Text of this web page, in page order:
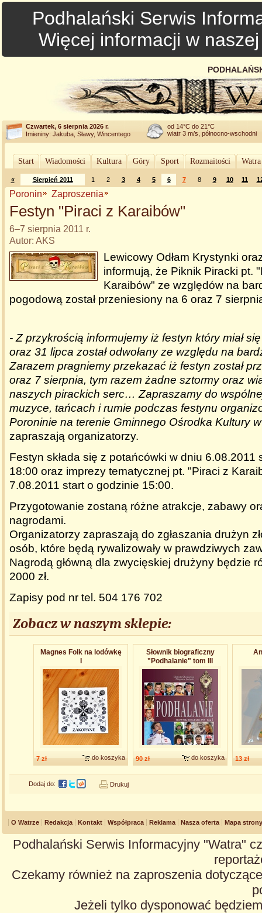
Podhalański Serwis
Więcej informacji w
Czwartek, 6 sierpnia 2026 r.
Imieniny: Jakuba, Sławy, Wincentego
od 14°C do 21°C
wiatr 3 m/s, północno-wschodni
Start Wiadomości Kultura Góry Sport Rozmaitości
« Sierpień 2011 1 2 3 4 5 6 7 8 9 10 11
Poronin Zaproszenia
Festyn "Piraci z Karaibów"
6–7 sierpnia 2011 r.
Autor: AKS
Lewicowy Odłam Krystynki
informują, że Piknik Piracki pt.
Karaibów" ze względów na
pogodową został przeniesiony na 6 oraz 7
- Z przykrością informujemy iż festyn który miał
oraz 31 lipca został odwołany ze względu na
Zarazem pragniemy przekazać iż festyn został
oraz 7 sierpnia, tym razem żadne sztormy oraz
naszych pirackich serc… Zapraszamy do
muzyce, tańcach i rumie podczas festynu
Poroninie na terenie Gminnego Ośrodka Kultury
zapraszają organizatorzy.
Festyn składa się z potańcówki w dniu 6.08.2011
18:00 oraz imprezy tematycznej pt. "Piraci z
7.08.2011 start o godzinie 15:00.
Przygotowanie zostaną różne atrakcje, zabawy
nagrodami.
Organizatorzy zapraszają do zgłaszania drużyn
osób, które będą rywalizowały w prawdziwych
Nagrodą główną dla zwycięskiej drużyny będzie
2000 zł.
Zapisy pod nr tel. 504 176 702
Zobacz w naszym sklepie:
Magnes Folk na lodówkę
7 zł do koszyka
Słownik biograficzny
"Podhalanie" tom III
90 zł do koszyka 13 zł
Dodaj do: Drukuj
O Watrze Redakcja Kontakt Współpraca Reklama Nasza oferta Mapa strony
Podhalański Serwis Informacyjny "Watra"
Czekamy również na zaproszenia
Jeżeli tylko dysponować